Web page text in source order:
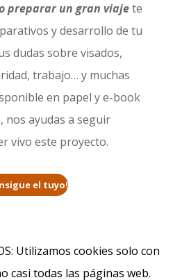
preparar un gran viajete
y desarrollo de tu
dudas sobre visados,
trabajo… y muchas
en papel y e-book
nos ayudas a seguir
vivo este proyecto.
el tuyo!
Utilizamos cookies solo con
casi todas las páginas web.